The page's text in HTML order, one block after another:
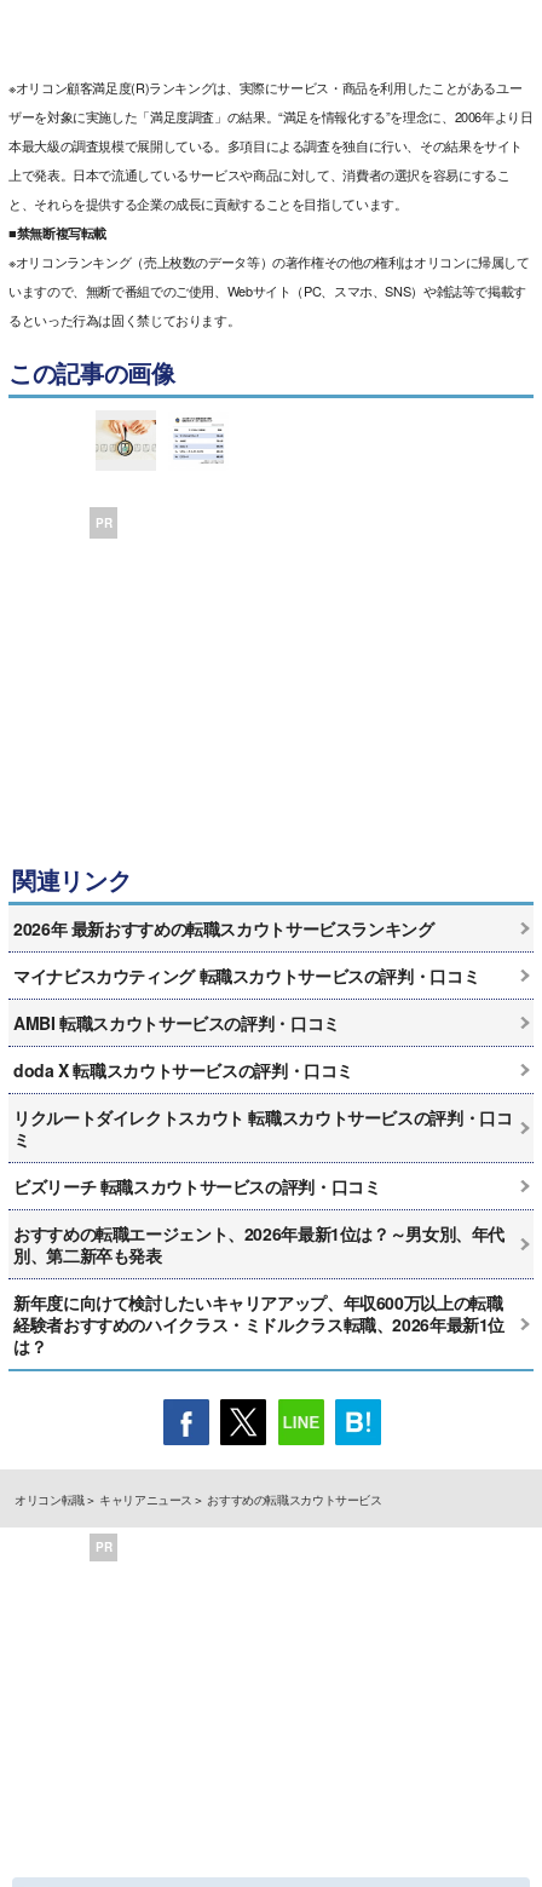
※オリコン顧客満足度(R)ランキングは、実際にサービス・商品を利用したことがあるユー
ザーを対象に実施した「満足度調査」の結果。“満足を情報化する”を理念に、2006年より日
本最大級の調査規模で展開している。多項目による調査を独自に行い、その結果をサイト
上で発表。日本で流通しているサービスや商品に対して、消費者の選択を容易にするこ
と、それらを提供する企業の成長に貢献することを目指しています。
■禁無断複写転載
※オリコンランキング（売上枚数のデータ等）の著作権その他の権利はオリコンに帰属して
いますので、無断で番組でのご使用、Webサイト（PC、スマホ、SNS）や雑誌等で掲載す
るといった行為は固く禁じております。
この記事の画像
PR
関連リンク
2026年 最新おすすめの転職スカウトサービスランキング
マイナビスカウティング 転職スカウトサービスの評判・口コミ
AMBI 転職スカウトサービスの評判・口コミ
doda X 転職スカウトサービスの評判・口コミ
リクルートダイレクトスカウト 転職スカウトサービスの評判・口コ
ミ
ビズリーチ 転職スカウトサービスの評判・口コミ
おすすめの転職エージェント、2026年最新1位は？～男女別、年代
別、第二新卒も発表
新年度に向けて検討したいキャリアアップ、年収600万以上の転職
経験者おすすめのハイクラス・ミドルクラス転職、2026年最新1位
は？
オリコン転職 キャリアニュース おすすめの転職スカウトサービス
PR